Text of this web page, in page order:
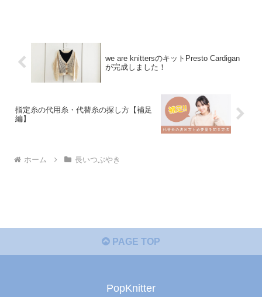
we are knittersのキットPresto Cardigan
が完成しました！
指定糸の代用糸・代替糸の探し方【補足
編】
ホーム 長いつぶやき
PAGE TOP
PopKnitter